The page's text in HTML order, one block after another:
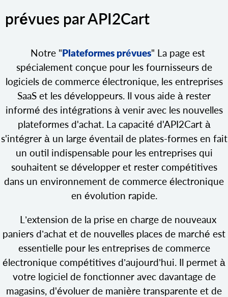
prévues par API2Cart
Notre "Plateformes prévues" La page est
spécialement conçue pour les fournisseurs de
logiciels de commerce électronique, les entreprises
SaaS et les développeurs. Il vous aide à rester
informé des intégrations à venir avec les nouvelles
plateformes d'achat. La capacité d'API2Cart à
s'intégrer à un large éventail de plates-formes en fait
un outil indispensable pour les entreprises qui
souhaitent se développer et rester compétitives
dans un environnement de commerce électronique
en évolution rapide.
L’extension de la prise en charge de nouveaux
paniers d’achat et de nouvelles places de marché est
essentielle pour les entreprises de commerce
électronique compétitives d’aujourd’hui. Il permet à
votre logiciel de fonctionner avec davantage de
magasins, d'évoluer de manière transparente et de